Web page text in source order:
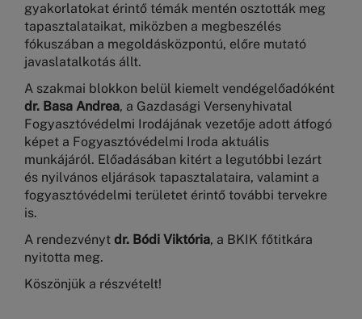
gyakorlatokat érintő témák mentén osztották meg
tapasztalataikat, miközben a megbeszélés
fókuszában a megoldásközpontú, előre mutató
javaslatalkotás állt.
A szakmai blokkon belül kiemelt vendégelőadóként
dr. Basa Andrea, a Gazdasági Versenyhivatal
Fogyasztóvédelmi Irodájának vezetője adott átfogó
képet a Fogyasztóvédelmi Iroda aktuális
munkájáról. Előadásában kitért a legutóbbi lezárt
és nyilvános eljárások tapasztalataira, valamint a
fogyasztóvédelmi területet érintő további tervekre
is.
A rendezvényt dr. Bódi Viktória, a BKIK főtitkára
nyitotta meg.
Köszönjük a részvételt!